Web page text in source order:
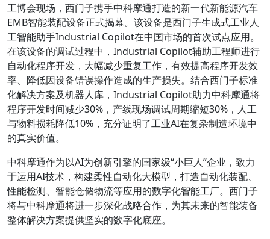
工博会现场，西门子携手中科摩通打造的新一代新能源汽车
EMB智能装配设备正式揭幕。该设备是西门子生成式工业人
工智能助手Industrial Copilot在中国市场的首次试点应用。
在该设备的调试过程中，Industrial Copilot辅助工程师进行
自动化程序开发，大幅减少重复工作，有效提高程序开发效
率、降低因设备错误操作造成的生产损失。结合西门子标准
化解决方案及机器人库，Industrial Copilot助力中科摩通将
程序开发时间减少30%，产线现场调试周期缩短30%，人工
与物料损耗降低10%，充分证明了工业AI在复杂制造环境中
的真实价值。
中科摩通作为以AI为创新引擎的国家级“小巨人”企业，致力
于运用AI技术，构建柔性自动化大模型，打造自动化装配、
性能检测、智能仓储物流等应用的数字化智能工厂。西门子
将与中科摩通将进一步深化战略合作，为其未来的智能装备
整体解决方案提供坚实的数字化底座。